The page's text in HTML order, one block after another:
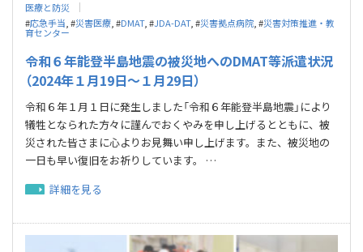
医療と防災
#応急⼿当 , #災害医療 , #DMAT, #JDA-DAT, #災害拠点病院 , #災害対策推進・教
育センター
令和６年能登半島地震の被災地へのDMAT等派遣状況
（2024年１月19日～１月29日）
令和６年１月１日に発生しました「令和６年能登半島地震」により
犠牲となられた方々に謹んでおくやみを申し上げるとともに、被
災された皆さまに心よりお見舞い申し上げます。また、被災地の
一日も早い復旧をお祈りしています。 …
詳細を見る